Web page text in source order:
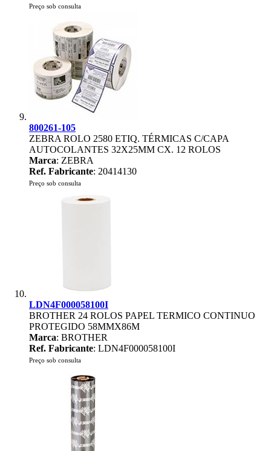
Preço sob consulta
800261-105
ZEBRA ROLO 2580 ETIQ. TÉRMICAS C/CAPA
AUTOCOLANTES 32X25MM CX. 12 ROLOS
Marca: ZEBRA
Ref. Fabricante: 20414130
Preço sob consulta
LDN4F000058100I
BROTHER 24 ROLOS PAPEL TERMICO CONTINUO
PROTEGIDO 58MMX86M
Marca: BROTHER
Ref. Fabricante: LDN4F000058100I
Preço sob consulta